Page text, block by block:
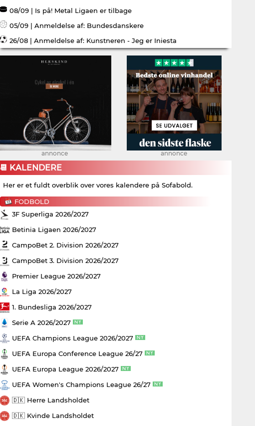
08/09 | Is på! Metal Ligaen er tilbage
05/09 | Anmeldelse af: Bundesdanskere
26/08 | Anmeldelse af: Kunstneren - Jeg er Iniesta
annonce annonce
📆 KALENDERE
Her er et fuldt overblik over vores kalendere på Sofabold.
FODBOLD
3F Superliga 2026/2027
Betinia Ligaen 2026/2027
CampoBet 2. Division 2026/2027
CampoBet 3. Division 2026/2027
Premier League 2026/2027
La Liga 2026/2027
1. Bundesliga 2026/2027
Serie A 2026/2027
UEFA Champions League 2026/2027
UEFA Europa Conference League 26/27
UEFA Europa League 2026/2027
UEFA Women's Champions League 26/27
🇩🇰 Herre Landsholdet
🇩🇰 Kvinde Landsholdet